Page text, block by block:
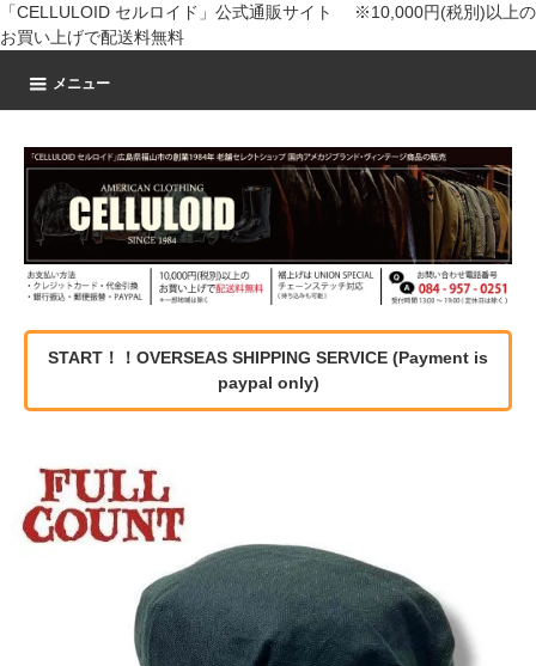
「CELLULOID セルロイド」公式通販サイト ※10,000円(税別)以上の
お買い上げで配送料無料
メニュー
START！！OVERSEAS SHIPPING SERVICE (Payment is
paypal only)